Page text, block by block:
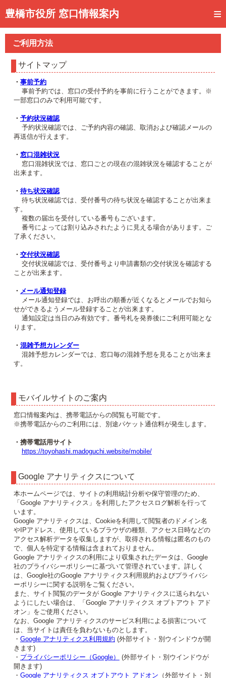
豊橋市役所 窓口情報案内
トップページ
事前予約
予約状況確認
窓口混雑状況
待ち状況確認
交付状況確認
メール通知登録
ご利用方法
サイトマップ
・ 事前予約
事前予約では、窓口の受付予約を事前に行うことができます。※
一部窓口のみで利用可能です。
・ 予約状況確認
予約状況確認では、ご予約内容の確認、取消および確認メールの
再送信が行えます。
・ 窓口混雑状況
窓口混雑状況では、窓口ごとの現在の混雑状況を確認することが
出来ます。
・ 待ち状況確認
待ち状況確認では、受付番号の待ち状況を確認することが出来ま
す。
複数の届出を受付している番号もございます。
番号によっては割り込みされたように見える場合があります。ご
了承ください。
・ 交付状況確認
交付状況確認では、受付番号より申請書類の交付状況を確認する
ことが出来ます。
・ メール通知登録
メール通知登録では、お呼出の順番が近くなるとメールでお知ら
せができるようメール登録することが出来ます。
通知設定は当日のみ有効です。番号札を発券後にご利用可能とな
ります。
・ 混雑予想カレンダー
混雑予想カレンダーでは、窓口毎の混雑予想を見ることが出来ま
す。
モバイルサイトのご案内
窓口情報案内は、携帯電話からの閲覧も可能です。
※携帯電話からのご利用には、別途パケット通信料が発生します。
・携帯電話用サイト
https://toyohashi.madoguchi.website/mobile/
Google アナリティクスについて
本ホームページでは、サイトの利用統計分析や保守管理のため、
「Google アナリティクス」を利用したアクセスログ解析を行って
います。
Google アナリティクスは、Cookieを利用して閲覧者のドメイン名
やIPアドレス、使用しているブラウザの種類、アクセス日時などの
アクセス解析データを収集しますが、取得される情報は匿名のもの
で、個人を特定する情報は含まれておりません。
Google アナリティクスの利用により収集されたデータは、Google
社のプライバシーポリシーに基づいて管理されています。詳しく
は、Google社のGoogle アナリティクス利用規約およびプライバシ
ーポリシーに関する説明をご覧ください。
また、サイト閲覧のデータが Google アナリティクスに送られない
ようにしたい場合は、「Google アナリティクス オプトアウト アド
オン」をご使用ください。
なお、Google アナリティクスのサービス利用による損害について
は、当サイトは責任を負わないものとします。
・ Google アナリティクス利用規約 (外部サイト・別ウインドウが開
きます)
・ プライバシーポリシー（Google）
(外部サイト・別ウインドウが
開きます)
・ Google アナリティクス オプトアウト アドオン （外部サイト・別